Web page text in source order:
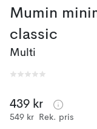
Mumin
classic
Multi
439 kr
549 kr Rek. pris